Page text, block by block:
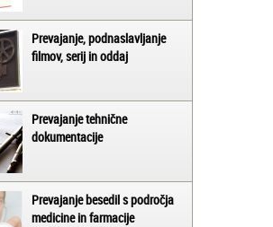
Prevajanje, podnaslavljanje
filmov, serij in oddaj
Prevajanje tehnične
dokumentacije
Prevajanje besedil s področja
medicine in farmacije